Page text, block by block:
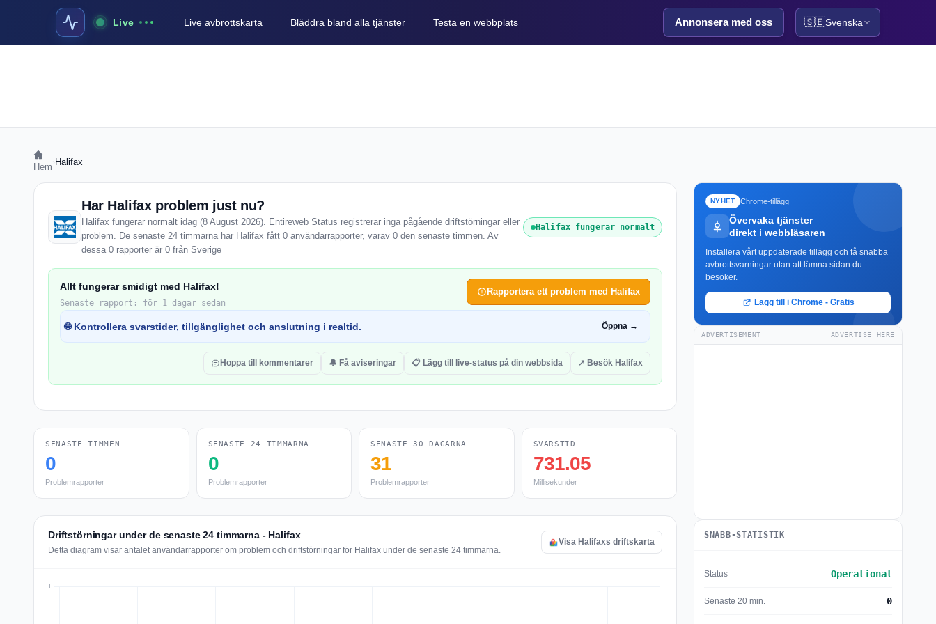
Live Live avbrottskarta Bläddra bland alla tjänster Testa en webbplats Annonsera med oss 🇸🇪Svenska
Hem Halifax
Har Halifax problem just nu?
Halifax fungerar normalt idag (8 August 2026). Entireweb Status registrerar inga pågående driftstörningar eller
problem. De senaste 24 timmarna har Halifax fått 0 användarrapporter, varav 0 den senaste timmen. Av
dessa 0 rapporter är 0 från Sverige
Halifax fungerar normalt
Allt fungerar smidigt med Halifax!
Senaste rapport: för 1 dagar sedan
Rapportera ett problem med Halifax
🌐 Kontrollera svarstider, tillgänglighet och anslutning i realtid. Öppna →
Hoppa till kommentarer 🔔 Få aviseringar 📋 Lägg till live-status på din webbsida ↗ Besök Halifax
SENASTE TIMMEN
0
Problemrapporter
SENASTE 24 TIMMARNA
0
Problemrapporter
SENASTE 30 DAGARNA
31
Problemrapporter
SVARSTID
731.05
Millisekunder
Driftstörningar under de senaste 24 timmarna - Halifax
Detta diagram visar antalet användarrapporter om problem och driftstörningar för Halifax under de senaste 24 timmarna.
Visa Halifaxs driftskarta
NYHET Chrome-tillägg
Övervaka tjänster
direkt i webbläsaren
Installera vårt uppdaterade tillägg och få snabba
avbrottsvarningar utan att lämna sidan du
besöker.
Lägg till i Chrome - Gratis
ADVERTISEMENT ADVERTISE HERE
SNABB-STATISTIK
Status Operational
Senaste 20 min. 0